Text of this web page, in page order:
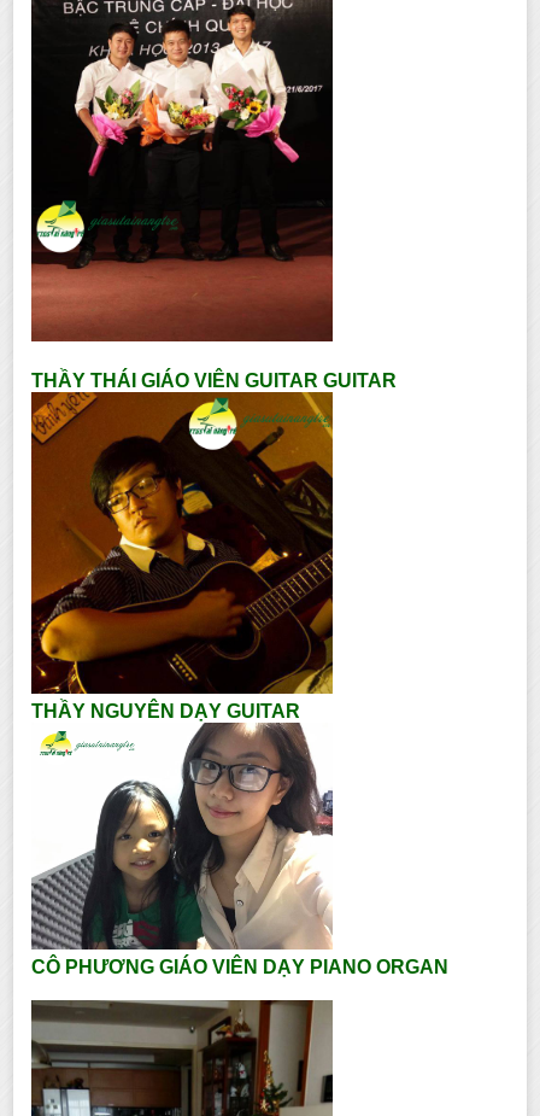
THẦY THÁI GIÁO VIÊN GUITAR GUITAR
THẦY NGUYÊN DẠY GUITAR
CÔ PHƯƠNG GIÁO VIÊN DẠY PIANO ORGAN